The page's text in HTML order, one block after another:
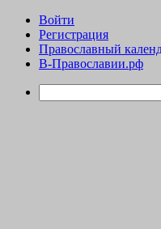
Войти
Регистрация
Православный
В-Православии.рф